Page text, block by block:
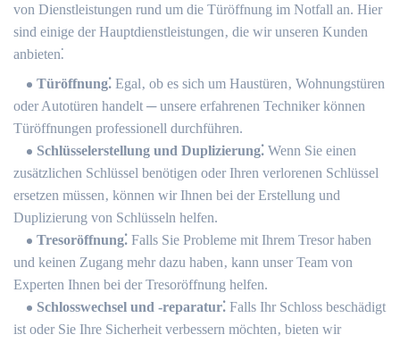
von Dienstleistungen rund um die Türöffnung im Notfall an.​ Hier
sind einige der Hauptdienstleistungen‚ die wir unseren Kunden
anbieten⁚
Türöffnung⁚ Egal‚ ob es sich um Haustüren‚ Wohnungstüren
oder Autotüren handelt ─ unsere erfahrenen Techniker können
Türöffnungen professionell durchführen.​
Schlüsselerstellung und Duplizierung⁚ Wenn Sie einen
zusätzlichen Schlüssel benötigen oder Ihren verlorenen Schlüssel
ersetzen müssen‚ können wir Ihnen bei der Erstellung und
Duplizierung von Schlüsseln helfen.​
Tresoröffnung⁚ Falls Sie Probleme mit Ihrem Tresor haben
und keinen Zugang mehr dazu haben‚ kann unser Team von
Experten Ihnen bei der Tresoröffnung helfen.​
Schlosswechsel und -reparatur⁚ Falls Ihr Schloss beschädigt
ist oder Sie Ihre Sicherheit verbessern möchten‚ bieten wir